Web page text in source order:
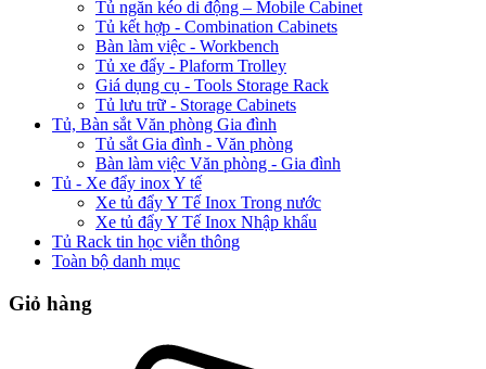
Tủ ngăn kéo di động – Mobile Cabinet
Tủ kết hợp - Combination Cabinets
Bàn làm việc - Workbench
Tủ xe đẩy - Plaform Trolley
Giá dụng cụ - Tools Storage Rack
Tủ lưu trữ - Storage Cabinets
Tủ, Bàn sắt Văn phòng Gia đình
Tủ sắt Gia đình - Văn phòng
Bàn làm việc Văn phòng - Gia đình
Tủ - Xe đẩy inox Y tế
Xe tủ đẩy Y Tế Inox Trong nước
Xe tủ đẩy Y Tế Inox Nhập khẩu
Tủ Rack tin học viễn thông
Toàn bộ danh mục
Giỏ hàng